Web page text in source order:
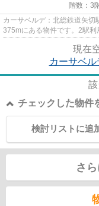
階数：3
カーサベルデ：北総鉄道矢
375mにある物件です。2駅
現在
カーサベ
チェックした物件
検討リストに追
さ